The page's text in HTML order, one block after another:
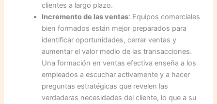
clientes a largo plazo.
Incremento de las ventas: Equipos comerciales
bien formados están mejor preparados para
identificar oportunidades, cerrar ventas y
aumentar el valor medio de las transacciones.
Una formación en ventas efectiva enseña a los
empleados a escuchar activamente y a hacer
preguntas estratégicas que revelen las
verdaderas necesidades del cliente, lo que a su